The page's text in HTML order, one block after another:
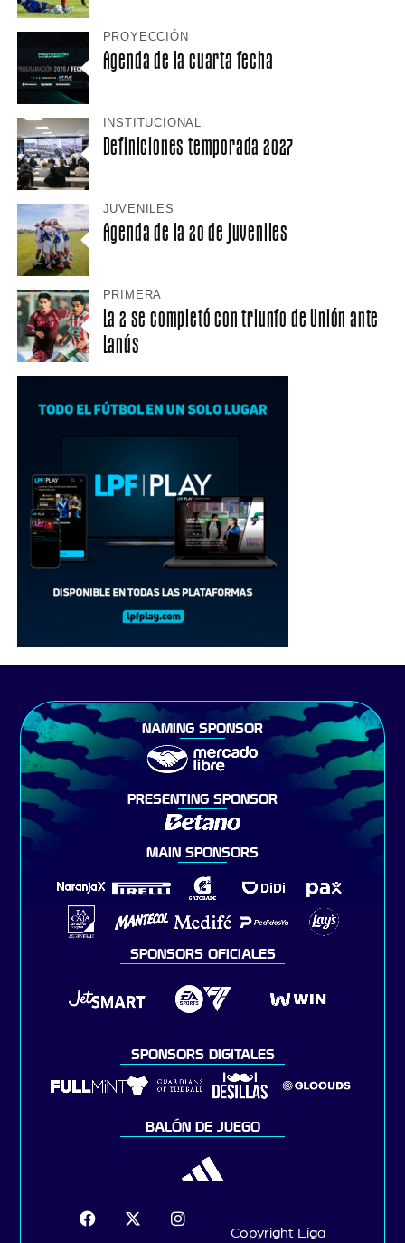
PROYECCIÓN
Agenda de la cuarta fecha
INSTITUCIONAL
Definiciones temporada 2027
JUVENILES
Agenda de la 20 de juveniles
PRIMERA
La 2 se completó con triunfo de Unión ante
Lanús
NAMING SPONSOR
PRESENTING SPONSOR
MAIN SPONSORS
SPONSORS OFICIALES
SPONSORS DIGITALES
BALÓN DE JUEGO
Copyright Liga